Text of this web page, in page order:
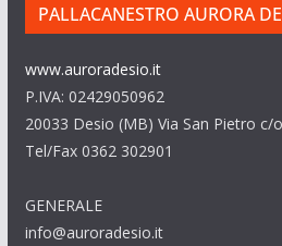
PALLACANESTRO AURORA
www.auroradesio.it
P.IVA: 02429050962
20033 Desio (MB) Via San Pietro
Tel/Fax 0362 302901
GENERALE
info@auroradesio.it